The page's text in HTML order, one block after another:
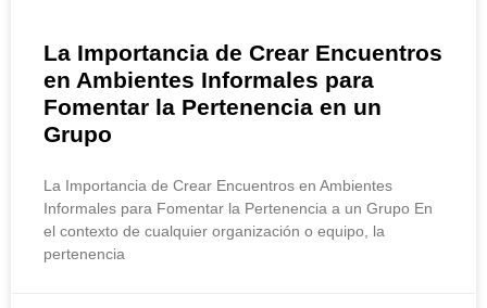
La Importancia de Crear Encuentros
en Ambientes Informales para
Fomentar la Pertenencia en un
Grupo
La Importancia de Crear Encuentros en Ambientes
Informales para Fomentar la Pertenencia a un Grupo En
el contexto de cualquier organización o equipo, la
pertenencia